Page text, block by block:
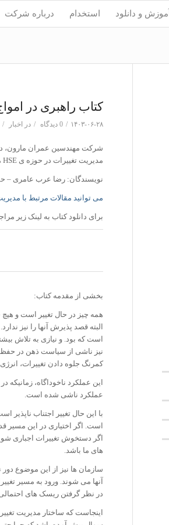
آموزش و دانلود استخدام درباره شرکت
کتاب راهبری در
۱۴۰۳-۰۶-۲۸ / 0 دیدگاه / در اخبار /
مدیریت تغییرات در حوزه ی HSE منتشر کرد.
نویسندگان: رضا عرب عامری –
می توانید مقالات مرتبط با مدیریت
برای دانلود کتاب به لینک زیر
بخشی از مقدمه کتاب:
همه چیز در حال تغییر است و
البته قصد پذیرش آنها را نیز
است که بود. و نیازی به تلاش
نیز ناشی از سیاست ذهن در حفظ
کمرنگ جلوه دادن تغییرات،
این عملکرد ناخوداگاه،
عملکرد ناشی شده است.
است. اگر اختیاری در این مسیر
اگر دستخوش تغییرات اجباری
های ما باشد.
سازمان ها نیز از این موضوع دور
آنها می شوند. ورود به مسیر
در نظر گرفتن ریسک های
اینجاست که ساختار مدیریت